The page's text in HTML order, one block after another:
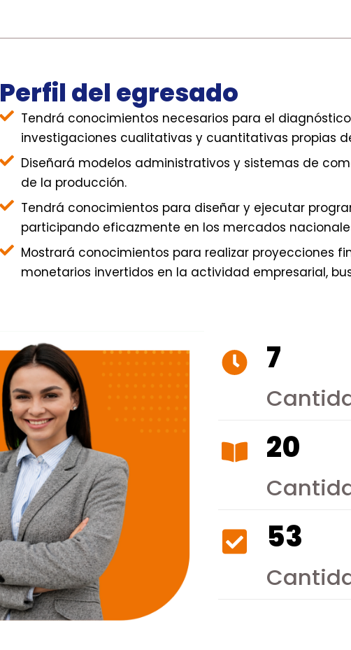
Perfil del egresado
Tendrá conocimientos necesarios para el
investigaciones cualitativas y cuantitativas propias
Diseñará modelos administrativos y sistemas de
de la producción.
Tendrá conocimientos para diseñar y ejecutar
participando eficazmente en los mercados
Mostrará conocimientos para realizar proyecciones
monetarios invertidos en la actividad empresarial,
7
20
53